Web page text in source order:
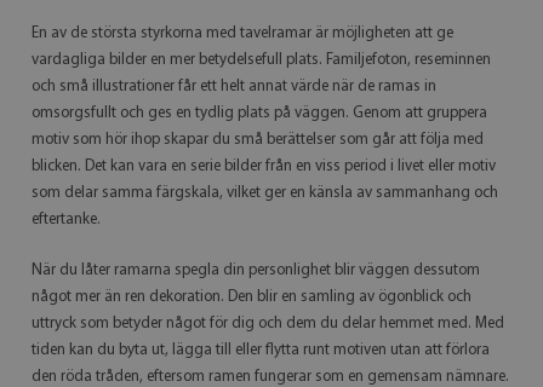
En av de största styrkorna med tavelramar är möjligheten att ge
vardagliga bilder en mer betydelsefull plats. Familjefoton, reseminnen
och små illustrationer får ett helt annat värde när de ramas in
omsorgsfullt och ges en tydlig plats på väggen. Genom att gruppera
motiv som hör ihop skapar du små berättelser som går att följa med
blicken. Det kan vara en serie bilder från en viss period i livet eller motiv
som delar samma färgskala, vilket ger en känsla av sammanhang och
eftertanke.
När du låter ramarna spegla din personlighet blir väggen dessutom
något mer än ren dekoration. Den blir en samling av ögonblick och
uttryck som betyder något för dig och dem du delar hemmet med. Med
tiden kan du byta ut, lägga till eller flytta runt motiven utan att förlora
den röda tråden, eftersom ramen fungerar som en gemensam nämnare.